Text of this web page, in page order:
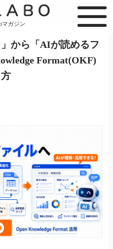
マガジン
から「AIが読めるフ
Format(OKF)